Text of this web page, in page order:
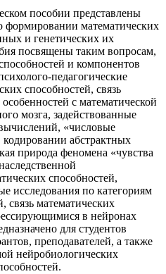
пособии представлены
формировании математических
и генетических их
посвящены таким вопросам,
и компонентов
педагогические
способностей, связь
с математической
мозга, задействованные
«числовые
абстрактных
природа феномена «чувства
способностей,
исследования по категориям
связь математических
в нейронах
для студентов
преподавателей, а также
нейробиологических